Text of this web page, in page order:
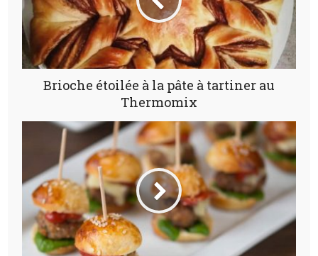
Brioche étoilée à la pâte à tartiner au
Thermomix